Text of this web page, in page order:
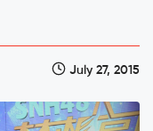
July 27, 2015